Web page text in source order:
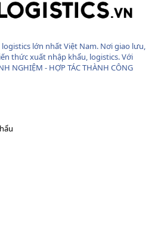
lớn nhất Việt Nam. Nơi giao lưu,
thức xuất nhập khẩu, logistics. Với
NGHIỆM - HỢP TÁC THÀNH CÔNG